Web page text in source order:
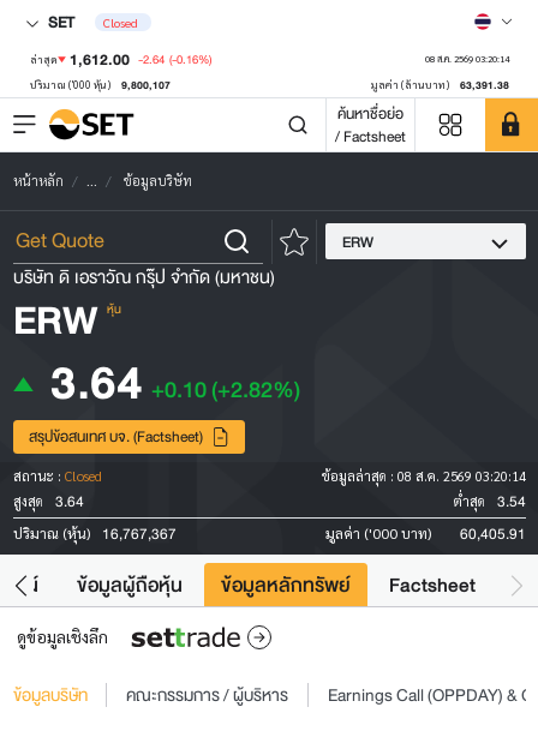
SET Closed
ล่าสุด 1,612.00 -2.64 (-0.16%) 08 ส.ค. 2569 03:20:14
ปริมาณ ('000 หุ้น) 9,800,107 มูลค่า (ล้านบาท) 63,391.38
ค้นหาชื่อย่อ
/ Factsheet
หน้าหลัก ... ข้อมูลบริษัท
ERW
บริษัท ดิ เอราวัณ กรุ๊ป จำกัด (มหาชน)
ERW หุ้น
3.64 +0.10(+2.82%)
สรุปข้อสนเทศ บจ. (Factsheet)
สถานะ : Closed ข้อมูลล่าสุด : 08 ส.ค. 2569 03:20:14
สูงสุด
3.64 ต่ำสุด 3.54
ปริมาณ (หุ้น) 16,767,367 มูลค่า ('000 บาท) 60,405.91
ยชน์ ข้อมูลผู้ถือหุ้น ข้อมูลหลักทรัพย์ Factsheet
ดูข้อมูลเชิงลึก
ข้อมูลบริษัท คณะกรรมการ / ผู้บริหาร Earnings Call (OPPDAY) &